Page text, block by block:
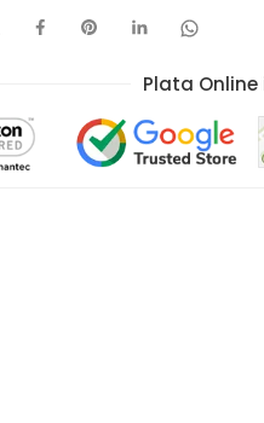
Plata